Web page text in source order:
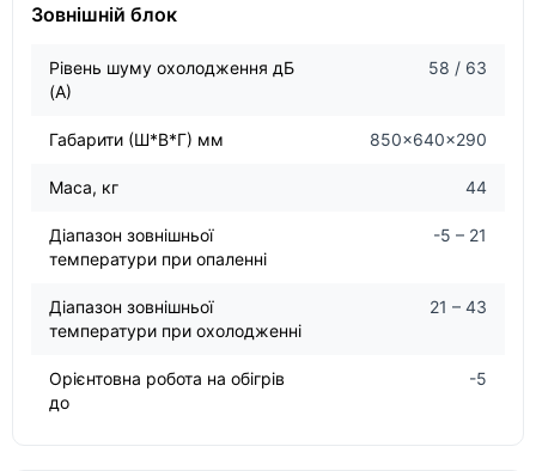
Зовнішній блок
Рівень шуму охолодження дБ
(А)
58 / 63
Габарити (Ш*В*Г) мм 850×640×290
Маса, кг 44
Діапазон зовнішньої
температури при опаленні
-5 – 21
Діапазон зовнішньої
температури при охолодженні
21 – 43
Орієнтовна робота на обігрів
до
-5